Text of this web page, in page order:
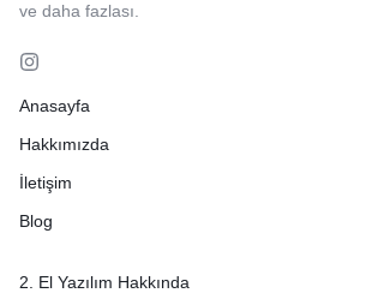
ve daha fazlası.
Anasayfa
Hakkımızda
İletişim
Blog
2. El Yazılım Hakkında